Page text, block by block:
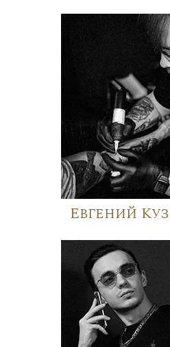
Евгений